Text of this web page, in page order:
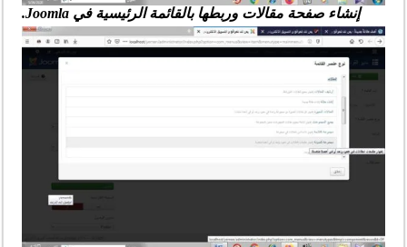
إنشاء صفحة مقالات وربطها بالقائمة الرئيسية في Joomla.